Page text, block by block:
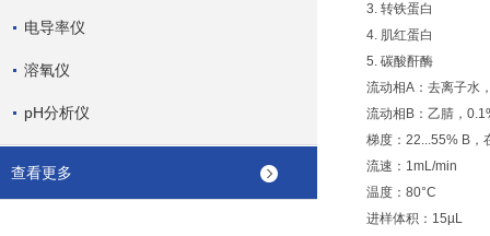
电导率仪
溶氧仪
pH分析仪
查看更多
3. 转铁蛋白
4. 肌红蛋白
5. 碳酸酐酶
流动相A：去离子水
流动相B：乙腈，
梯度：22...55% B，
流速：1mL/min
温度：80°C
进样体积：15µL